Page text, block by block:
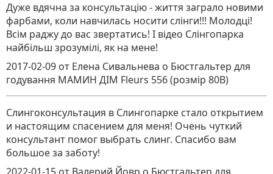
Дуже вдячна за консультацію - життя заграло новими
фарбами, коли навчилась носити слінги!!! Молодці!
Всім раджу до вас звертатись! І відео Слінгопарка
найбільш зрозумілі, як на мене!
2017-02-09 от Елена Сивальнева о Бюстгальтер для
годування МАМИН ДІМ Fleurs 556 (розмір 80B)
Слингоконсультация в Слингопарке стало открытием
и настоящим спасением для меня! Очень чуткий
консультант помог выбрать слинг. Спасибо вам
большое за заботу!